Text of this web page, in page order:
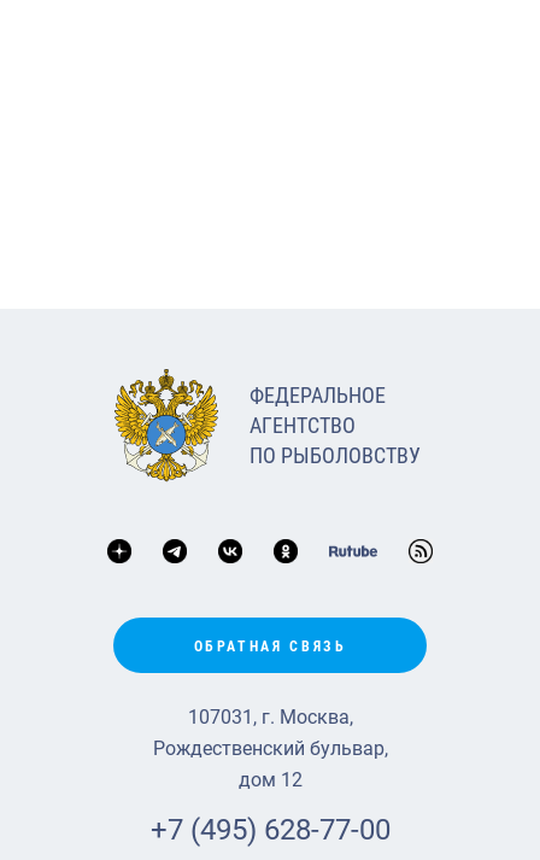
ФЕДЕРАЛЬНОЕ
АГЕНТСТВО
ПО РЫБОЛОВСТВУ
ОБРАТНАЯ СВЯЗЬ
107031, г. Москва,
Рождественский бульвар,
дом 12
+7 (495) 628-77-00